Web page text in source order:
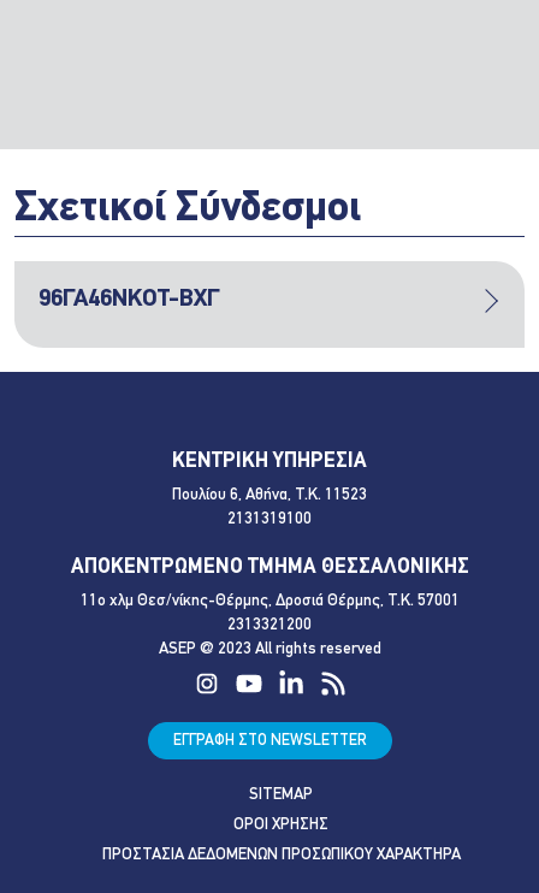
Σχετικοί Σύνδεσμοι
96ΓΑ46ΝΚΟΤ-ΒΧΓ
ΚΕΝΤΡΙΚΗ ΥΠΗΡΕΣΙΑ
Πουλίου 6, Αθήνα, Τ.Κ. 11523
2131319100
ΑΠΟΚΕΝΤΡΩΜΕΝΟ ΤΜΗΜΑ ΘΕΣΣΑΛΟΝΙΚΗΣ
11ο χλμ Θεσ/νίκης-Θέρμης, Δροσιά Θέρμης, Τ.Κ. 57001
2313321200
ASEP @ 2023 All rights reserved
ΕΓΓΡΑΦΗ ΣΤΟ NEWSLETTER
SITEMAP
ΟΡΟΙ ΧΡΗΣΗΣ
ΠΡΟΣΤΑΣΙΑ ΔΕΔΟΜΕΝΩΝ ΠΡΟΣΩΠΙΚΟΥ ΧΑΡΑΚΤΗΡΑ